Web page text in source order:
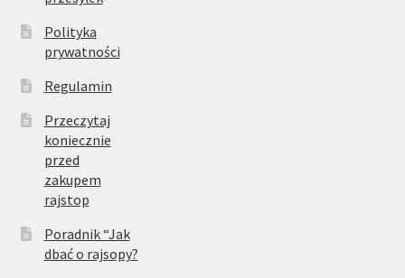
Polityka
prywatności
Regulamin
Przeczytaj
koniecznie
przed
zakupem
rajstop
Poradnik “Jak
dbać o rajsopy?